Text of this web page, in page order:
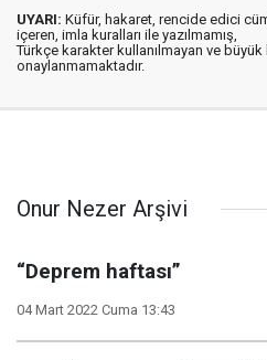
UYARI: Küfür, hakaret, rencide edici
içeren, imla kuralları ile yazılmamış,
Türkçe karakter kullanılmayan ve büyük
onaylanmamaktadır.
Onur Nezer Arşivi
“Deprem haftası”
04 Mart 2022 Cuma 13:43